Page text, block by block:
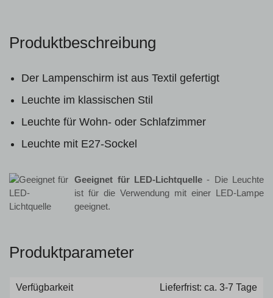
Produktbeschreibung
Der Lampenschirm ist aus Textil gefertigt
Leuchte im klassischen Stil
Leuchte für Wohn- oder Schlafzimmer
Leuchte mit E27-Sockel
Geeignet für LED-Lichtquelle - Die Leuchte
ist für die Verwendung mit einer LED-Lampe
geeignet.
Produktparameter
Verfügbarkeit
Lieferfrist: ca. 3-7 Tage